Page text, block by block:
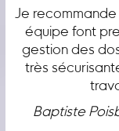
Je
équipe font
gestion des
très
Baptiste